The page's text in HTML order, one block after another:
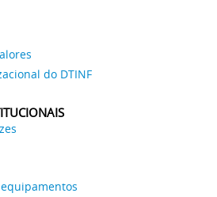
do DTINF